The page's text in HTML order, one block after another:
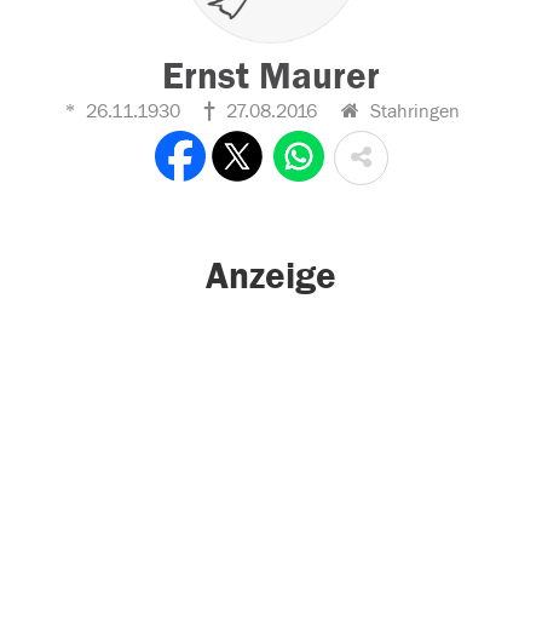
Ernst Maurer
26.11.1930 27.08.2016 Stahringen
Anzeige